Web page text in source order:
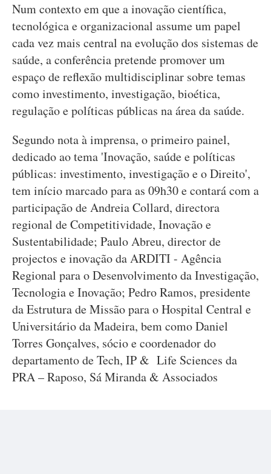
Num contexto em que a inovação científica,
tecnológica e organizacional assume um papel
cada vez mais central na evolução dos sistemas de
saúde, a conferência pretende promover um
espaço de reflexão multidisciplinar sobre temas
como investimento, investigação, bioética,
regulação e políticas públicas na área da saúde.
Segundo nota à imprensa, o primeiro painel,
dedicado ao tema 'Inovação, saúde e políticas
públicas: investimento, investigação e o Direito',
tem início marcado para as 09h30 e contará com a
participação de Andreia Collard, directora
regional de Competitividade, Inovação e
Sustentabilidade; Paulo Abreu, director de
projectos e inovação da ARDITI - Agência
Regional para o Desenvolvimento da Investigação,
Tecnologia e Inovação; Pedro Ramos, presidente
da Estrutura de Missão para o Hospital Central e
Universitário da Madeira, bem como Daniel
Torres Gonçalves, sócio e coordenador do
departamento de Tech, IP & Life Sciences da
PRA – Raposo, Sá Miranda & Associados